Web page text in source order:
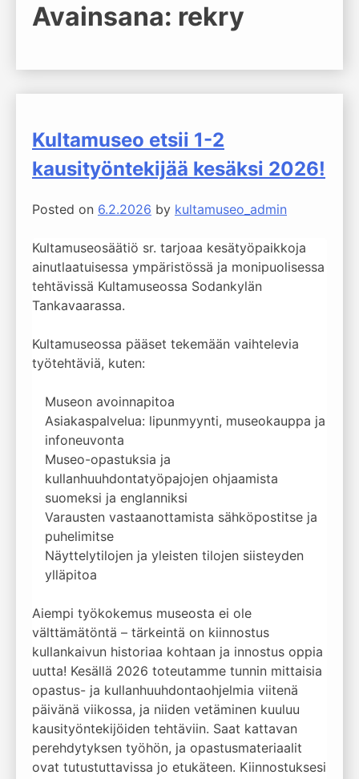
Avainsana: rekry
Kultamuseo etsii 1-2
kausityöntekijää kesäksi 2026!
Posted on 6.2.2026 by kultamuseo_admin
Kultamuseosäätiö sr. tarjoaa kesätyöpaikkoja
ainutlaatuisessa ympäristössä ja monipuolisessa
tehtävissä Kultamuseossa Sodankylän
Tankavaarassa.
Kultamuseossa pääset tekemään vaihtelevia
työtehtäviä, kuten:
Museon avoinnapitoa
Asiakaspalvelua: lipunmyynti, museokauppa ja
infoneuvonta
Museo-opastuksia ja
kullanhuuhdontatyöpajojen ohjaamista
suomeksi ja englanniksi
Varausten vastaanottamista sähköpostitse ja
puhelimitse
Näyttelytilojen ja yleisten tilojen siisteyden
ylläpitoa
Aiempi työkokemus museosta ei ole
välttämätöntä – tärkeintä on kiinnostus
kullankaivun historiaa kohtaan ja innostus oppia
uutta! Kesällä 2026 toteutamme tunnin mittaisia
opastus- ja kullanhuuhdontaohjelmia viitenä
päivänä viikossa, ja niiden vetäminen kuuluu
kausityöntekijöiden tehtäviin. Saat kattavan
perehdytyksen työhön, ja opastusmateriaalit
ovat tutustuttavissa jo etukäteen. Kiinnostuksesi